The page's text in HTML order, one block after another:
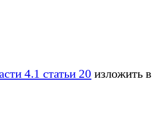
4.1 статьи 20 изложить